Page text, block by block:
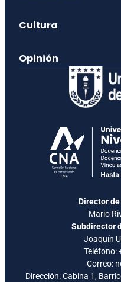
Cultura
Opinión
Director
Mario
Subdirector
Joaquín
Teléfono:
Correo:
Dirección: Cabina 1,